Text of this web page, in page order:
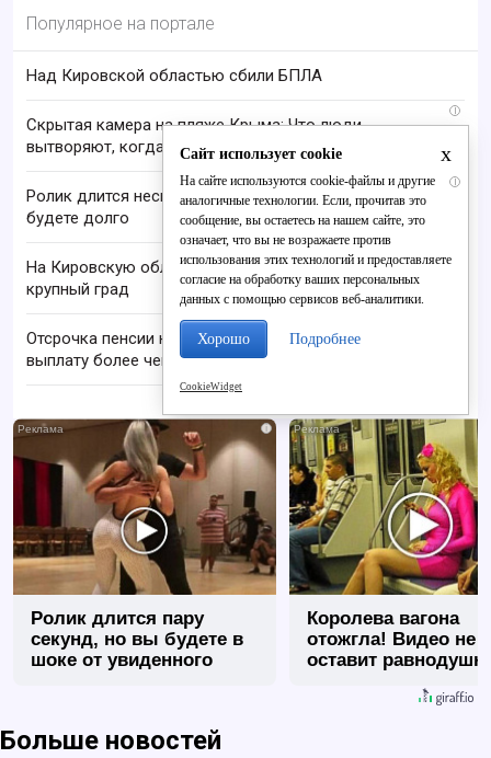
Популярное на портале
Над Кировской областью сбили БПЛА
i
Скрытая камера на пляже Крыма: Что люди
вытворяют, когда их не видят...
i
Ролик длится несколько секунд, а смеяться вы
будете долго
На Кировскую область надвигаются шквалы и
крупный град
Отсрочка пенсии на 10 лет может увеличить
выплату более чем вдвое
i
Ролик длится пару
секунд, но вы будете в
шоке от увиденного
Королева вагона
отожгла! Видео не
оставит
Больше новостей
x
Сайт использует cookie
На сайте используются cookie-файлы и другие
аналогичные технологии. Если, прочитав это
сообщение, вы остаетесь на нашем сайте, это
означает, что вы не возражаете против
использования этих технологий и предоставляете
согласие на обработку ваших персональных
данных с помощью сервисов веб-аналитики.
Хорошо Подробнее
CookieWidget